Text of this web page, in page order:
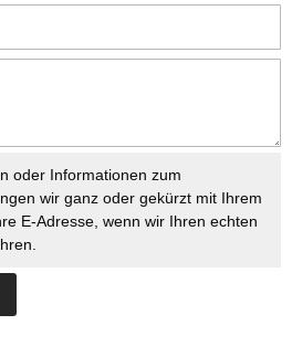
oder Informationen zum
wir ganz oder gekürzt mit Ihrem
E-Adresse, wenn wir Ihren echten